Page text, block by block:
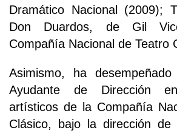
Dramático Nacional (2009);
Don Duardos, de Gil
Compañía Nacional de Teatro
Asimismo, ha
Ayudante de Dirección
artísticos de la Compañía
Clásico, bajo la dirección de